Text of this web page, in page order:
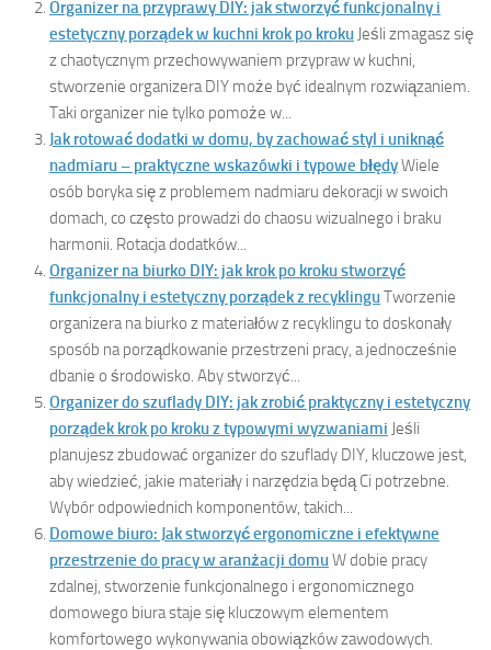
Organizer na przyprawy DIY: jak stworzyć funkcjonalny i
estetyczny porządek w kuchni krok po kroku Jeśli zmagasz się
z chaotycznym przechowywaniem przypraw w kuchni,
stworzenie organizera DIY może być idealnym rozwiązaniem.
Taki organizer nie tylko pomoże w...
Jak rotować dodatki w domu, by zachować styl i uniknąć
nadmiaru – praktyczne wskazówki i typowe błędyWiele
osób boryka się z problemem nadmiaru dekoracji w swoich
domach, co często prowadzi do chaosu wizualnego i braku
harmonii. Rotacja dodatków...
Organizer na biurko DIY: jak krok po kroku stworzyć
funkcjonalny i estetyczny porządek z recyklinguTworzenie
organizera na biurko z materiałów z recyklingu to doskonały
sposób na porządkowanie przestrzeni pracy, a jednocześnie
dbanie o środowisko. Aby stworzyć...
Organizer do szuflady DIY: jak zrobić praktyczny i estetyczny
porządek krok po kroku z typowymi wyzwaniami Jeśli
planujesz zbudować organizer do szuflady DIY, kluczowe jest,
aby wiedzieć, jakie materiały i narzędzia będą Ci potrzebne.
Wybór odpowiednich komponentów, takich...
Domowe biuro: Jak stworzyć ergonomiczne i efektywne
przestrzenie do pracy w aranżacji domuW dobie pracy
zdalnej, stworzenie funkcjonalnego i ergonomicznego
domowego biura staje się kluczowym elementem
komfortowego wykonywania obowiązków zawodowych.